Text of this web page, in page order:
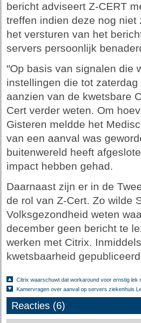
bericht adviseert Z-CERT
treffen indien deze nog
het versturen van het
servers persoonlijk
"Op basis van signalen die
instellingen die tot
aanzien van de kwetsbare
Cert verder weten. Om
Gisteren meldde het
van een aanval was
buitenwereld heeft
impact hebben gehad.
Daarnaast zijn er in de
de rol van Z-Cert. Zo wilde
Volksgezondheid weten
december geen bericht te
werken met Citrix.
kwetsbaarheid
Citrix waarschuwt dat workaround voor ernstig lek
Kamervragen over aanval op servers ziekenhuis
Reacties (6)